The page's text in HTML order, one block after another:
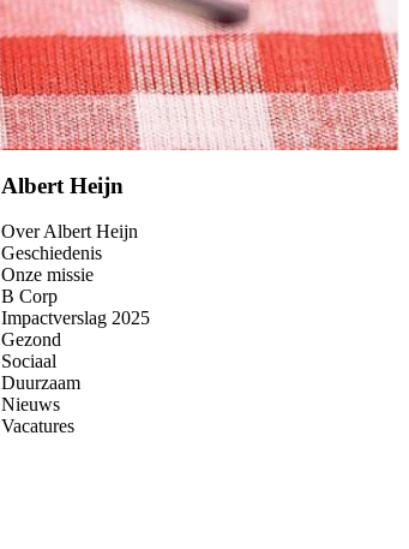
Albert Heijn
Over Albert Heijn
Geschiedenis
Onze missie
B Corp
Impactverslag 2025
Gezond
Sociaal
Duurzaam
Nieuws
Vacatures